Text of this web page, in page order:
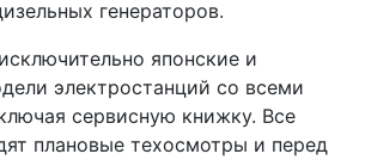
генераторов.
японские и
электростанций со всеми
сервисную книжку. Все
плановые техосмотры и перед